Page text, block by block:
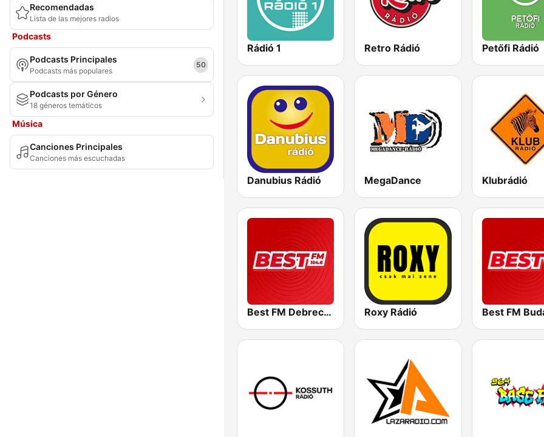
Recomendadas
Lista de las mejores radios
Podcasts
Podcasts Principales
Podcasts más populares
50
Podcasts por Género
18 géneros temáticos
Música
Canciones Principales
Canciones más escuchadas
Rádió 1 Retro Rádió Petőfi Rádió
Danubius Rádió MegaDance Klubrádió
Best FM Debrecen Roxy Rádió Best FM